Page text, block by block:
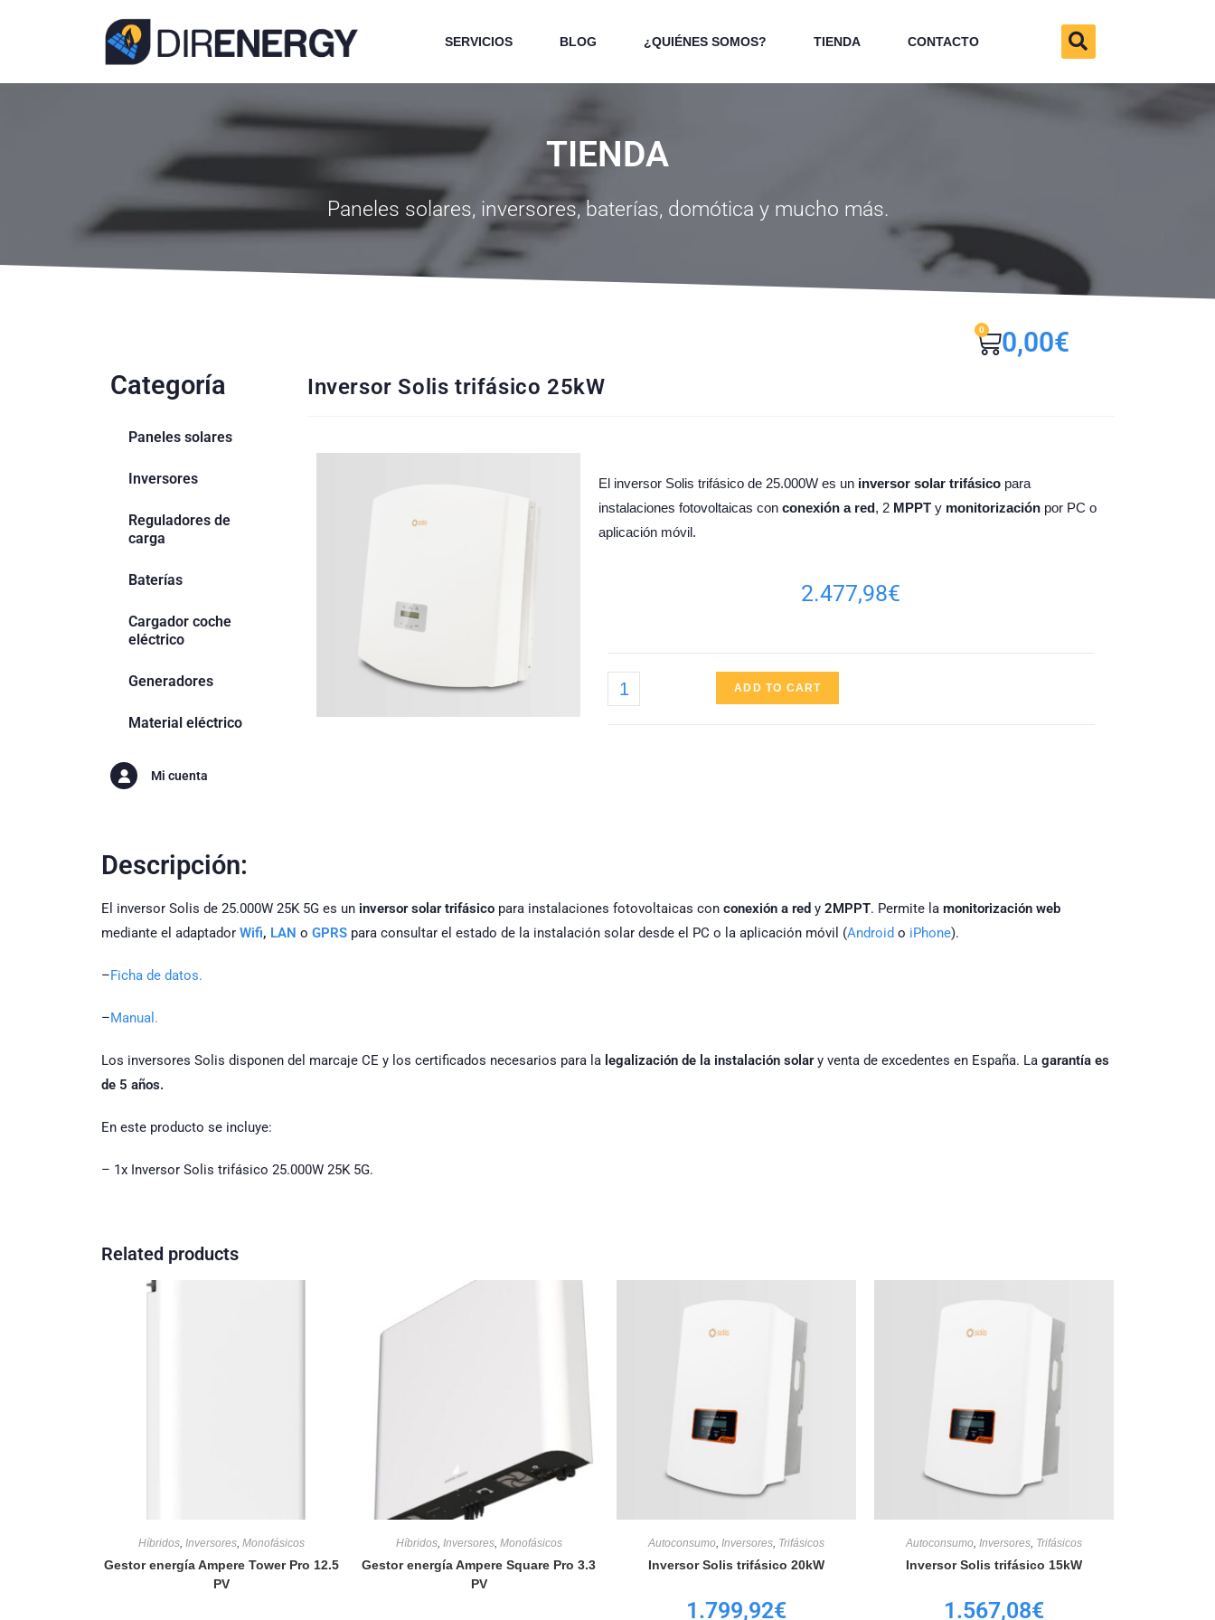
SERVICIOS BLOG ¿QUIÉNES SOMOS? TIENDA CONTACTO
TIENDA
Paneles solares, inversores, baterías, domótica y mucho más.
Categoría
Paneles solares
Inversores
Reguladores de
carga
Baterías
Cargador coche
eléctrico
Generadores
Material eléctrico
Mi cuenta
0,00€
0
Inversor Solis trifásico 25kW
El inversor Solis trifásico de 25.000W es un inversor solar trifásico para
instalaciones fotovoltaicas conconexión a red, 2 MPPT y monitorización por PC o
aplicación móvil.
2.477,98€
ADD TO CART
Descripción:
El inversor Solis de 25.000W 25K 5G es un inversor solar trifásico para instalaciones fotovoltaicas con conexión a red y 2MPPT. Permite la monitorización web
mediante el adaptador Wifi, LAN o GPRS para consultar el estado de la instalación solar desde el PC o la aplicación móvil (Android o iPhone).
–Ficha de datos.
–Manual.
Los inversores Solis disponen del marcaje CE y los certificados necesarios para la legalización de la instalación solary venta de excedentes en España. La garantía es
de 5 años.
En este producto se incluye:
– 1x Inversor Solis trifásico 25.000W 25K 5G.
Related products
Híbridos, Inversores, Monofásicos
Gestor energía Ampere Tower Pro 12.5
PV
Híbridos, Inversores, Monofásicos
Gestor energía Ampere Square Pro 3.3
PV
Autoconsumo, Inversores, Trifásicos
Inversor Solis trifásico 20kW
1.799,92€
Autoconsumo, Inversores, Trifásicos
Inversor Solis trifásico 15kW
1.567,08€